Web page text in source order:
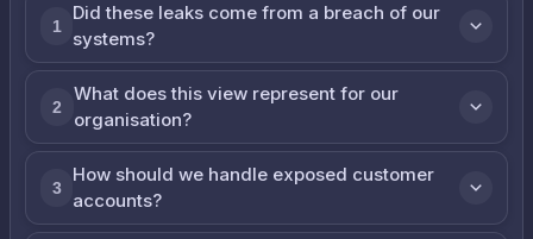
1
Did these leaks come from a breach of our
systems?
2
What does this view represent for our
organisation?
3
How should we handle exposed customer
accounts?